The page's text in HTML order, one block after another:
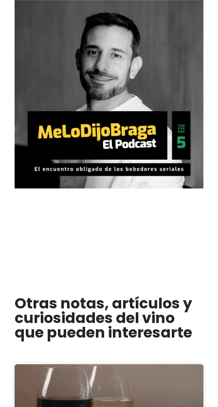
Otras notas, artículos y
curiosidades del vino
que pueden interesarte